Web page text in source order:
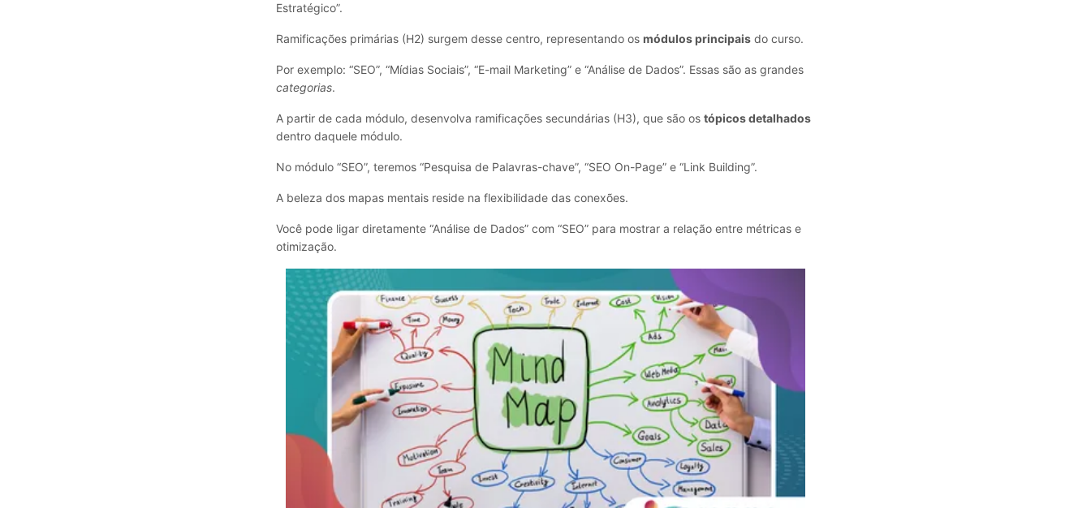
Estratégico”.
Ramificações primárias (H2) surgem desse centro, representando os módulos principais do curso.
Por exemplo: “SEO”, “Mídias Sociais”, “E-mail Marketing” e “Análise de Dados”. Essas são as grandes
categorias.
A partir de cada módulo, desenvolva ramificações secundárias (H3), que são os tópicos detalhados
dentro daquele módulo.
No módulo “SEO”, teremos “Pesquisa de Palavras-chave”, “SEO On-Page” e “Link Building”.
A beleza dos mapas mentais reside na flexibilidade das conexões.
Você pode ligar diretamente “Análise de Dados” com “SEO” para mostrar a relação entre métricas e
otimização.